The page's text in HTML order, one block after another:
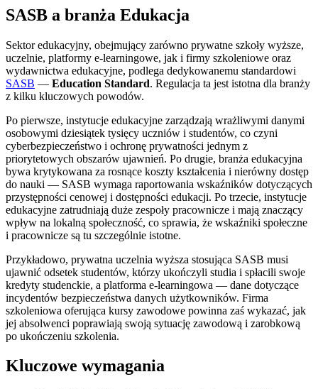
SASB a branża Edukacja
Sektor edukacyjny, obejmujący zarówno prywatne szkoły wyższe,
uczelnie, platformy e-learningowe, jak i firmy szkoleniowe oraz
wydawnictwa edukacyjne, podlega dedykowanemu standardowi
SASB — Education Standard. Regulacja ta jest istotna dla branży
z kilku kluczowych powodów.
Po pierwsze, instytucje edukacyjne zarządzają wrażliwymi danymi
osobowymi dziesiątek tysięcy uczniów i studentów, co czyni
cyberbezpieczeństwo i ochronę prywatności jednym z
priorytetowych obszarów ujawnień. Po drugie, branża edukacyjna
bywa krytykowana za rosnące koszty kształcenia i nierówny dostęp
do nauki — SASB wymaga raportowania wskaźników dotyczących
przystępności cenowej i dostępności edukacji. Po trzecie, instytucje
edukacyjne zatrudniają duże zespoły pracownicze i mają znaczący
wpływ na lokalną społeczność, co sprawia, że wskaźniki społeczne
i pracownicze są tu szczególnie istotne.
Przykładowo, prywatna uczelnia wyższa stosująca SASB musi
ujawnić odsetek studentów, którzy ukończyli studia i spłacili swoje
kredyty studenckie, a platforma e-learningowa — dane dotyczące
incydentów bezpieczeństwa danych użytkowników. Firma
szkoleniowa oferująca kursy zawodowe powinna zaś wykazać, jak
jej absolwenci poprawiają swoją sytuację zawodową i zarobkową
po ukończeniu szkolenia.
Kluczowe wymagania